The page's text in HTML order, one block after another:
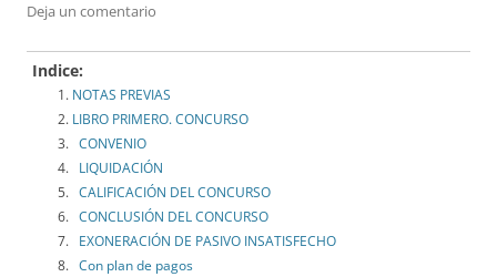
Deja un comentario
Indice:
NOTAS PREVIAS
LIBRO PRIMERO. CONCURSO
CONVENIO
LIQUIDACIÓN
CALIFICACIÓN DEL CONCURSO
CONCLUSIÓN DEL CONCURSO
EXONERACIÓN DE PASIVO INSATISFECHO
Con plan de pagos